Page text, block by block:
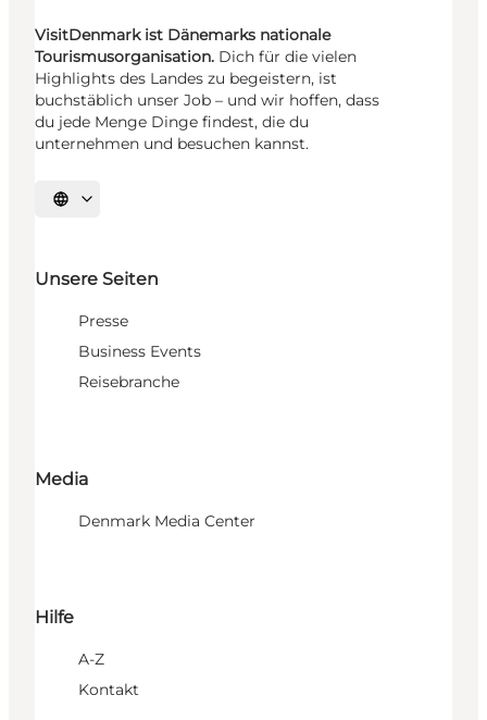
VisitDenmark ist Dänemarks nationale
Tourismusorganisation. Dich für die vielen
Highlights des Landes zu begeistern, ist
buchstäblich unser Job – und wir hoffen, dass
du jede Menge Dinge findest, die du
unternehmen und besuchen kannst.
Sprache auswählen
Unsere Seiten
Presse
Business Events
Reisebranche
Media
Denmark Media Center
Hilfe
A-Z
Kontakt